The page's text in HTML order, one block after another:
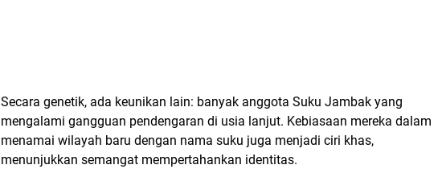
Secara genetik, ada keunikan lain: banyak anggota Suku Jambak yang
mengalami gangguan pendengaran di usia lanjut. Kebiasaan mereka dalam
menamai wilayah baru dengan nama suku juga menjadi ciri khas,
menunjukkan semangat mempertahankan identitas.